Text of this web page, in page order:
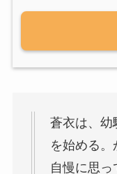
蒼衣は、幼
を始める
自慢に思